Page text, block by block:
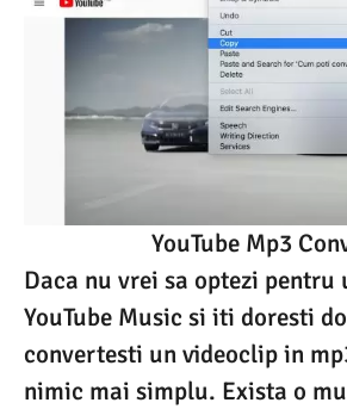
YouTube Mp3
Daca nu vrei sa optezi pentru
YouTube Music si iti doresti
convertesti un videoclip in
nimic mai simplu. Exista o